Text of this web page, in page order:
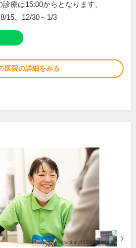
療は15:00からとなります。
15、12/30～1/3
医院の詳細をみる